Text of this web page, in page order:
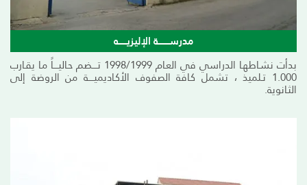
مدرســــــــة الإليزيــــــه
بدأت نشـاطهـا الدراسي في العـام 1998/1999 تــــضم حـاليــــاً مـا يقـارب
1.000 تـلميذ ، تشمل كـافة الصفوف الأكـاديميــــة من الروضة إلى
الثـانوية.